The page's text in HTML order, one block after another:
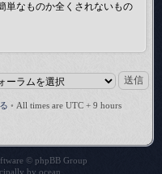
単なものか全くされないもの
• All times are UTC + 9 hours
© phpBB Group
by ocean